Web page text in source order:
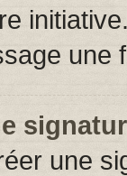
une
une